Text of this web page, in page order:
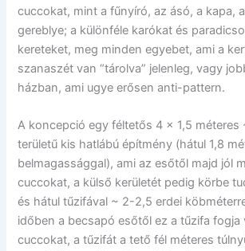
cuccokat, mint a fűnyíró, az ásó, a kapa,
gereblye; a különféle karókat és
kereteket, meg minden egyebet, ami a
szanaszét van “tárolva” jelenleg, vagy
házban, ami ugye erősen anti-pattern.
A koncepció egy féltetős 4 x 1,5 méteres
területű kis hatlábú építmény (hátul 1,8
belmagassággal), ami az esőtől majd jól
cuccokat, a külső kerületét pedig körbe
és hátul tűzifával ~ 2-2,5 erdei
időben a becsapó esőtől ez a tűzifa fogja
cuccokat, a tűzifát a tető fél méteres